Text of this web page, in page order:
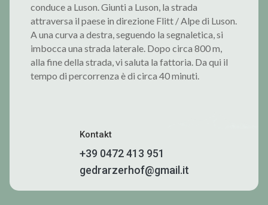
conduce a Luson. Giunti a Luson, la strada
attraversa il paese in direzione Flitt / Alpe di Luson.
A una curva a destra, seguendo la segnaletica, si
imbocca una strada laterale. Dopo circa 800 m,
alla fine della strada, vi saluta la fattoria. Da qui il
tempo di percorrenza è di circa 40 minuti.
Kontakt
+39 0472 413 951
gedrarzerhof@gmail.it